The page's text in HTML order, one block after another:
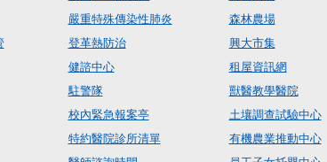
嚴重特殊傳染性肺炎
登革熱防治
健諮中心
駐警隊
校內緊急報案亭
特約醫院診所清單
森林農場
興大市集
租屋資訊網
獸醫教學醫院
土壤調查試驗中心
有機農業推動中心